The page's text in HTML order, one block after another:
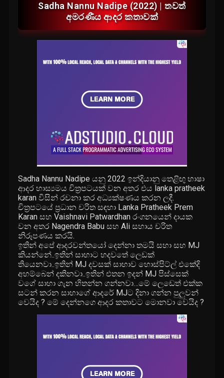
Sadha Nannu Nadipe (2022) | තවත්
අමරණීය ආදර කතාවක්
Sadha Nannu Nadipe යනු 2022 ඉන්දියානු තෙළිඟු භාෂා
ආදර හාස්‍යමය චිත්‍රපටයක් වන අතර එය lanka pratheek
karan විසින් රචනා කර අධ්‍යක්ෂණය කරන ලදී.
චිත්‍රපටයේ ප්‍රධාන චරිත සඳහා Lanka Pratheek Prem
Karan සහ Vaishnavi Patwardhan රංගනයෙන් දායක
වන අතර Nagendra Babu සහ Ali සහාය චරිත
නිරූපණය කරයි.
ඉතින් අපේ ආදරවන්තයෝ දෙන්නා තමයි සහා සහ MJ
කියන්නේ..ඉතින් සාහාට හදවතේ ලෙඩක්
තියෙනවා..ඉතින් MJ දවසක් සාහාව හොස්පිට්ල් එකේදි
අහම්බෙන් දකිනවා..ඉතින් එතන ඉදන් MJ පිස්සෙක්
වගේ සාහා ගැන හිතන්න ගන්නවා…මේ ලෙඩෙත් එක්ක
සටන් කරන සාහාගේ ආදරේ MJට දිනා ගන්න පුලුවන්
වෙයිද ? මේ දෙන්නගෙ ආදර කතාවට මොනවා වෙයිද ?